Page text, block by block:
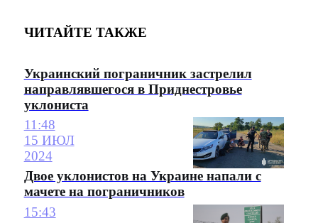
ЧИТАЙТЕ ТАКЖЕ
Украинский пограничник застрелил
направлявшегося в Приднестровье
уклониста
11:48
15 ИЮЛ
2024
Двое уклонистов на Украине напали с
мачете на пограничников
15:43